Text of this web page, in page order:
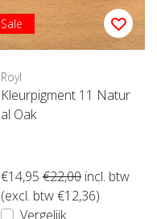
Sale
Royl
Kleurpigment 11 Natur
al Oak
€14,95 €22,00 incl. btw
(excl. btw €12,36)
Vergelijk